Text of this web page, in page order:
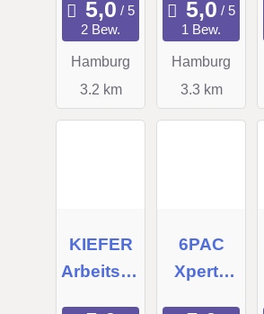
GmbH
2 Bew.
Hamburg
3.2 km
ng GmbH
1 Bew.
Hamburg
3.3 km
KIEFER
Arbeitsve
6PAC
Xperts